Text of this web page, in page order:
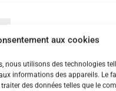
aux cookies
nous utilisons des technologies
informations des appareils. Le
des données telles que le